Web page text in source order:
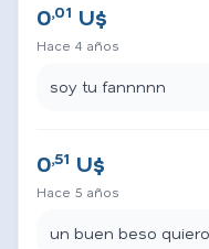
0,01 U$
Hace 4 años
soy tu fannnnn
0,51 U$
Hace 5 años
un buen beso quiero